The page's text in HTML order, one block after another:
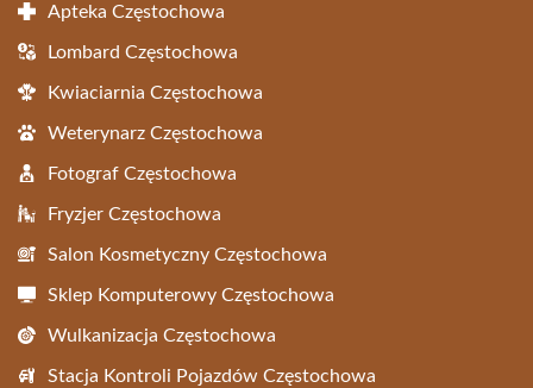
Apteka Częstochowa
Lombard Częstochowa
Kwiaciarnia Częstochowa
Weterynarz Częstochowa
Fotograf Częstochowa
Fryzjer Częstochowa
Salon Kosmetyczny Częstochowa
Sklep Komputerowy Częstochowa
Wulkanizacja Częstochowa
Stacja Kontroli Pojazdów Częstochowa